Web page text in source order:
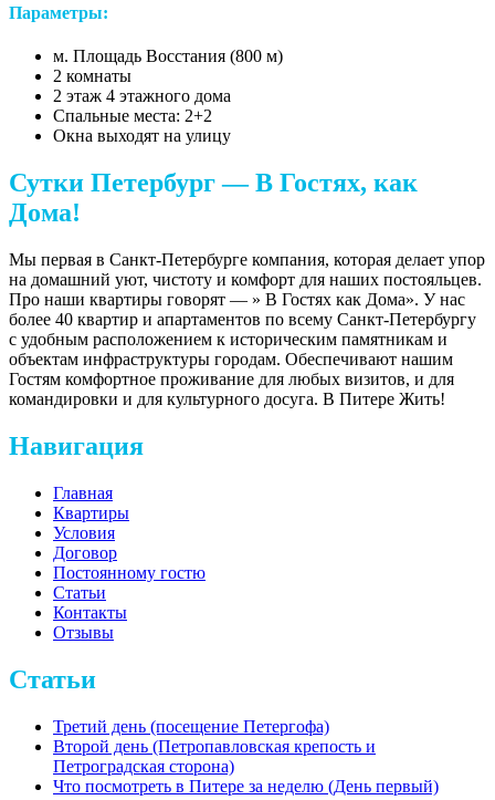
Параметры:
м. Площадь Восстания (800 м)
2 комнаты
2 этаж 4 этажного дома
Спальные места: 2+2
Окна выходят на улицу
Сутки Петербург — В Гостях, как
Дома!
Мы первая в Санкт-Петербурге компания, которая делает упор
на домашний уют, чистоту и комфорт для наших постояльцев.
Про наши квартиры говорят — » В Гостях как Дома». У нас
более 40 квартир и апартаментов по всему Санкт-Петербургу
с удобным расположением к историческим памятникам и
объектам инфраструктуры городам. Обеспечивают нашим
Гостям комфортное проживание для любых визитов, и для
командировки и для культурного досуга. В Питере Жить!
Навигация
Главная
Квартиры
Условия
Договор
Постоянному гостю
Статьи
Контакты
Отзывы
Статьи
Третий день (посещение Петергофа)
Второй день (Петропавловская крепость и
Петроградская сторона)
Что посмотреть в Питере за неделю (День первый)